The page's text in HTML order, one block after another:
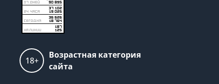
18+
Возрастная категория
сайта